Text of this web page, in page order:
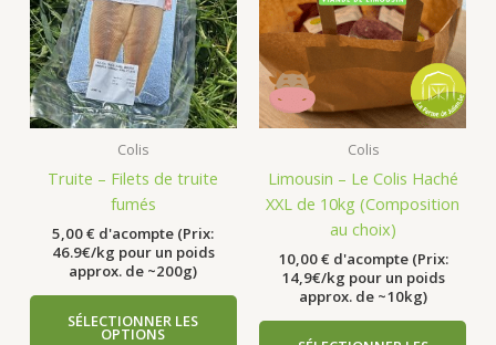
Colis
Truite – Filets de truite
fumés
5,00€ d'acompte (Prix:
46.9€/kg pour un poids
approx. de ~200g)
SÉLECTIONNER LES
OPTIONS
Colis
Limousin – Le Colis Haché
XXL de 10kg (Composition
au choix)
10,00€ d'acompte (Prix:
14,9€/kg pour un poids
approx. de ~10kg)